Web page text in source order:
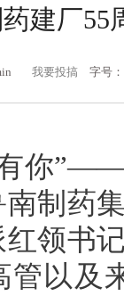
建厂55
我要投搞 字号：
你
制药
领书
以及